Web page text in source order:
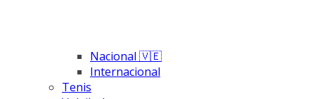
Nacional 🇻🇪
Internacional
Tenis